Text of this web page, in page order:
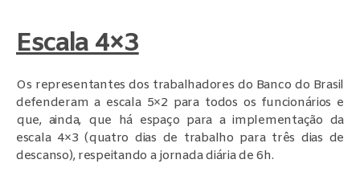
Escala 4×3
Os representantes dos trabalhadores do Banco do Brasil
defenderam a escala 5×2 para todos os funcionários e
que, ainda, que há espaço para a implementação da
escala 4×3 (quatro dias de trabalho para três dias de
descanso), respeitando a jornada diária de 6h.